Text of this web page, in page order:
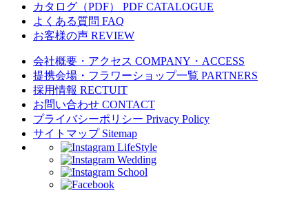
カタログ（PDF）
PDF CATALOGUE
よくある質問 FAQ
お客様の声 REVIEW
会社概要・アクセス COMPANY・ACCESS
提携会場・フラワーショップ一覧 PARTNERS
採用情報 RECTUIT
お問い合わせ CONTACT
プライバシーポリシー Privacy Policy
サイトマップ Sitemap
LifeStyle
Wedding
School